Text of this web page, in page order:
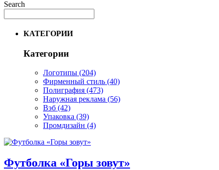
Search
КАТЕГОРИИ
Категории
Логотипы (204)
Фирменный стиль (40)
Полиграфия (473)
Наружная реклама (56)
Вэб (42)
Упаковка (39)
Промдизайн (4)
Футболка «Горы зовут»